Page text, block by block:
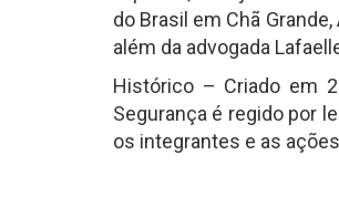
do Brasil em Chã
além da advogada
Histórico – Criado em
Segurança é regido por
os integrantes e as